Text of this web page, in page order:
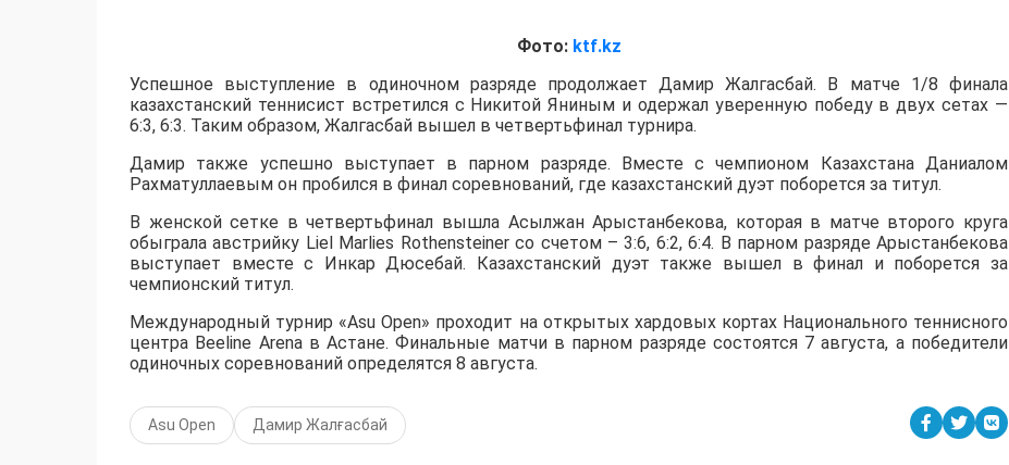
Фото: ktf.kz
Успешное выступление в одиночном разряде продолжает Дамир Жалгасбай. В матче 1/8 финала
казахстанский теннисист встретился с Никитой Яниным и одержал уверенную победу в двух сетах —
6:3, 6:3. Таким образом, Жалгасбай вышел в четвертьфинал турнира.
Дамир также успешно выступает в парном разряде. Вместе с чемпионом Казахстана Даниалом
Рахматуллаевым он пробился в финал соревнований, где казахстанский дуэт поборется за титул.
В женской сетке в четвертьфинал вышла Асылжан Арыстанбекова, которая в матче второго круга
обыграла австрийку Liel Marlies Rothensteiner со счетом – 3:6, 6:2, 6:4. В парном разряде Арыстанбекова
выступает вместе с Инкар Дюсебай. Казахстанский дуэт также вышел в финал и поборется за
чемпионский титул.
Международный турнир «Asu Open» проходит на открытых хардовых кортах Национального теннисного
центра Beeline Arena в Астане. Финальные матчи в парном разряде состоятся 7 августа, а победители
одиночных соревнований определятся 8 августа.
Asu Open Дамир Жалғасбай